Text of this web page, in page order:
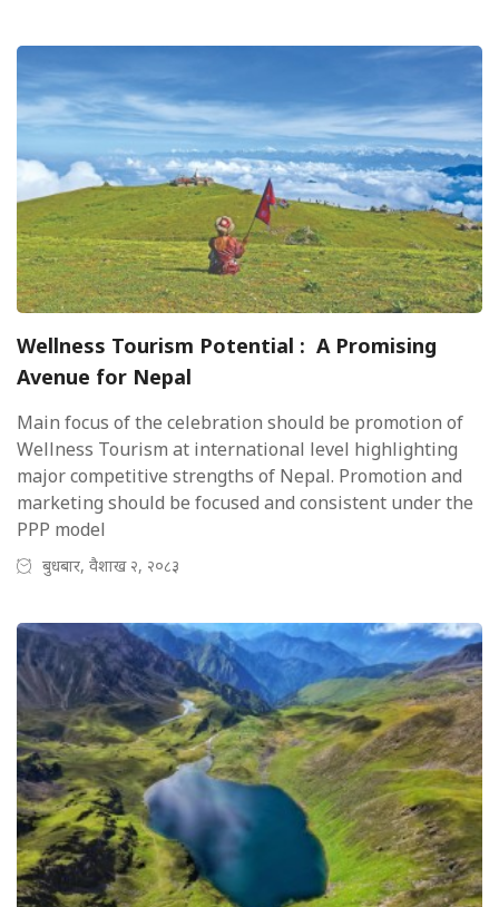
Wellness Tourism Potential : A Promising
Avenue for Nepal
Main focus of the celebration should be promotion of
Wellness Tourism at international level highlighting
major competitive strengths of Nepal. Promotion and
marketing should be focused and consistent under the
PPP model
बुधबार, वैशाख २, २०८३